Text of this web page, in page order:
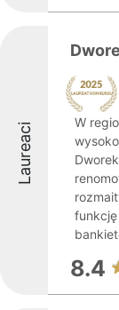
Laureaci
W
8.4